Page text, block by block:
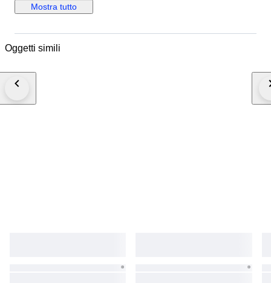
class materials. Made in France. Design: Peter Maly, Manufacturer: Ligne
Roset (branding on the cover) Condition & Size Very good condition with
cm Height: 80 cm Depth: 80 cm Adaptability: Width 150-228 cm, Height
the delivery time for the furniture is 2-5 weeks. The shipping costs are
if the shipment to your location requires additional shipping costs.
Mostra tutto
Oggetti simili